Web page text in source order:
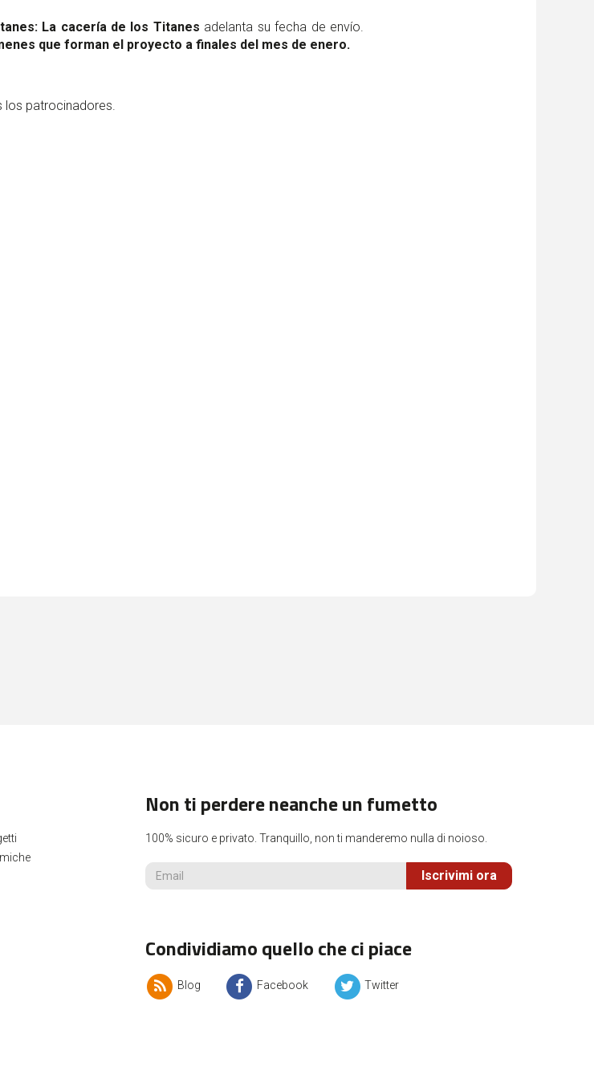
La cacería de los Titanes adelanta su fecha de envío.
que forman el proyecto a finales del mes de enero.
los patrocinadores.
Non ti perdere neanche un fumetto
100% sicuro e privato. Tranquillo, non ti manderemo nulla di noioso.
Iscrivimi ora
Condividiamo quello che ci piace
Blog Facebook Twitter